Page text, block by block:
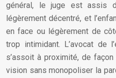
général, le juge est assis
légèrement décentré, et
en face ou légèrement de
trop intimidant. L’avocat de
s’assoit à proximité, de
vision sans monopoliser la